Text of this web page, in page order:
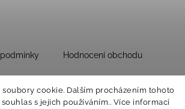
cookie. Dalším procházením tohoto
s jejich používáním.. Více informací
Hodnocení obchodu